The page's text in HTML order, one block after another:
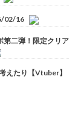
02/16
第二弾！限定クリア
えたり【Vtuber】